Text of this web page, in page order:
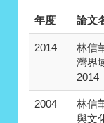
年度 論文
2014
林信
灣界
2014
2004
林信
與文